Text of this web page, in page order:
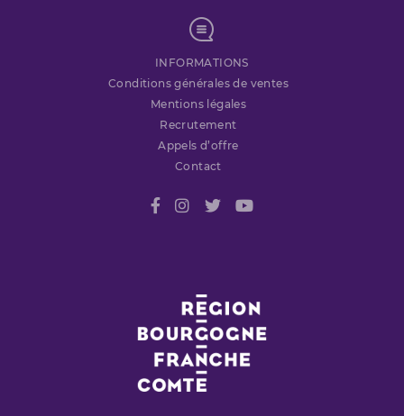
INFORMATIONS
Conditions générales de ventes
Mentions légales
Recrutement
Appels d’offre
Contact